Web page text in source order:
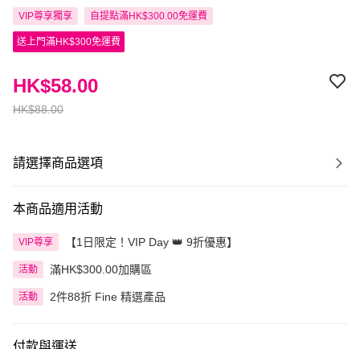
VIP尊享獨享 自提點滿HK$300.00免運費
送上門滿HK$300免運費
HK$88.00
HK$58.00
請選擇商品選項
本商品適用活動
VIP尊享 【1日限定！VIP Day 👑 9折優惠】
活動 滿HK$300.00加購區
活動 2件88折 Fine 精選產品
付款與運送